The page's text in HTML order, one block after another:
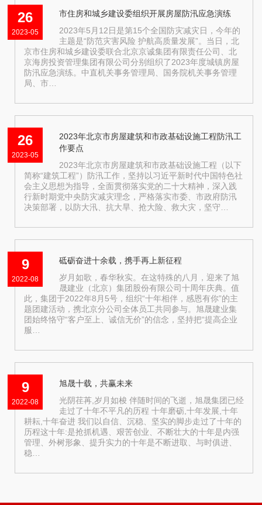
26
2023-05
市住房和城乡建设委组织开展房屋防汛应急演练
2023年5月12日是第15个全国防灾减灾日，今年的
主题是“防范灾害风险 护航高质量发展”。当日，北
京市住房和城乡建设委联合北京京诚集团有限责任公司、北
京海房投资管理集团有限公司分别组织了2023年度城镇房屋
防汛应急演练。中直机关事务管理局、国务院机关事务管理
局、市…
26
2023-05
2023年北京市房屋建筑和市政基础设施工程防汛工
作要点
2023年北京市房屋建筑和市政基础设施工程（以下
简称“建筑工程”）防汛工作，坚持以习近平新时代中国特色社
会主义思想为指导，全面贯彻落实党的二十大精神，深入践
行新时期党中央防灾减灾理念，严格落实市委、市政府防汛
决策部署，以防大汛、抗大旱、抢大险、救大灾，坚守…
9
2022-08
砥砺奋进十余载，携手再上新征程
岁月如歌，春华秋实。在这特殊的八月，迎来了旭
晟建业（北京）集团股份有限公司十周年庆典。值
此，集团于2022年8月5号，组织“十年相伴，感恩有你”的主
题团建活动，携北京分公司全体员工共同参与。旭晟建业集
团始终恪守“客户至上、诚信无价”的信念，坚持把“提高企业
服…
9
2022-08
旭晟十载，共赢未来
光阴荏苒,岁月如梭 伴随时间的飞逝，旭晟集团已经
走过了十年不平凡的历程 十年磨砺,十年发展,十年
耕耘,十年奋进 我们以自信、沉稳、坚实的脚步走过了十年的
历程这十年:是抢抓机遇、艰苦创业、不断壮大的十年是内强
管理、外树形象、提升实力的十年是不断进取、与时俱进、
稳…